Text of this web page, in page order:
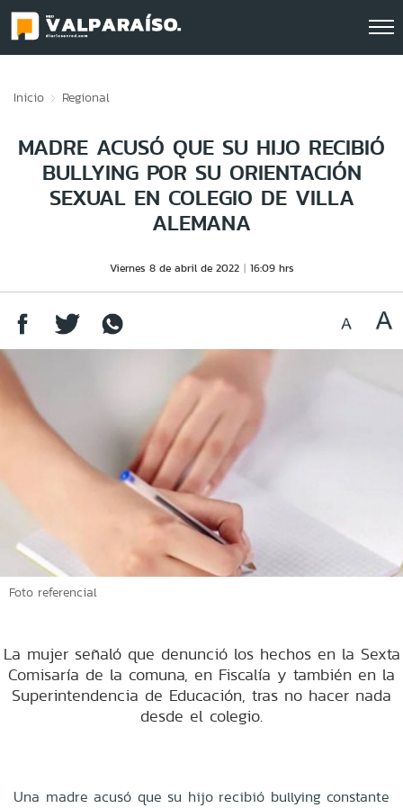
Inicio Regional
MADRE ACUSÓ QUE SU HIJO RECIBIÓ
BULLYING POR SU ORIENTACIÓN
SEXUAL EN COLEGIO DE VILLA
ALEMANA
Viernes 8 de abril de 2022 16:09 hrs
Foto referencial
La mujer señaló que denunció los hechos en la Sexta
Comisaría de la comuna, en Fiscalía y también en la
Superintendencia de Educación, tras no hacer nada
desde el colegio.
Una madre acusó que su hijo recibió bullying constante